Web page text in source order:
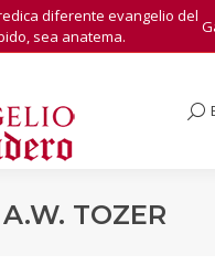
diferente evangelio del
sea anatema.
A.W. TOZER